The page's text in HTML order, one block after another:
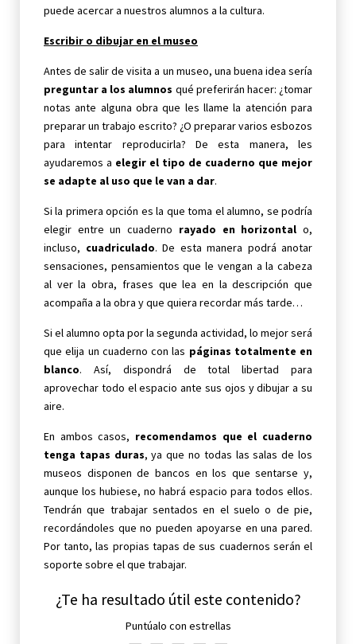
puede acercar a nuestros alumnos a la cultura.
Escribir o dibujar en el museo
Antes de salir de visita a un museo, una buena idea sería
preguntar a los alumnos qué preferirán hacer: ¿tomar
notas ante alguna obra que les llame la atención para
preparar un trabajo escrito? ¿O preparar varios esbozos
para intentar reproducirla? De esta manera, les
ayudaremos a elegir el tipo de cuaderno que mejor
se adapte al uso que le van a dar.
Si la primera opción es la que toma el alumno, se podría
elegir entre un cuaderno rayado en horizontal o,
incluso, cuadriculado. De esta manera podrá anotar
sensaciones, pensamientos que le vengan a la cabeza
al ver la obra, frases que lea en la descripción que
acompaña a la obra y que quiera recordar más tarde…
Si el alumno opta por la segunda actividad, lo mejor será
que elija un cuaderno con las páginas totalmente en
blanco. Así, dispondrá de total libertad para
aprovechar todo el espacio ante sus ojos y dibujar a su
aire.
En ambos casos, recomendamos que el cuaderno
tenga tapas duras, ya que no todas las salas de los
museos disponen de bancos en los que sentarse y,
aunque los hubiese, no habrá espacio para todos ellos.
Tendrán que trabajar sentados en el suelo o de pie,
recordándoles que no pueden apoyarse en una pared.
Por tanto, las propias tapas de sus cuadernos serán el
soporte sobre el que trabajar.
¿Te ha resultado útil este contenido?
Puntúalo con estrellas